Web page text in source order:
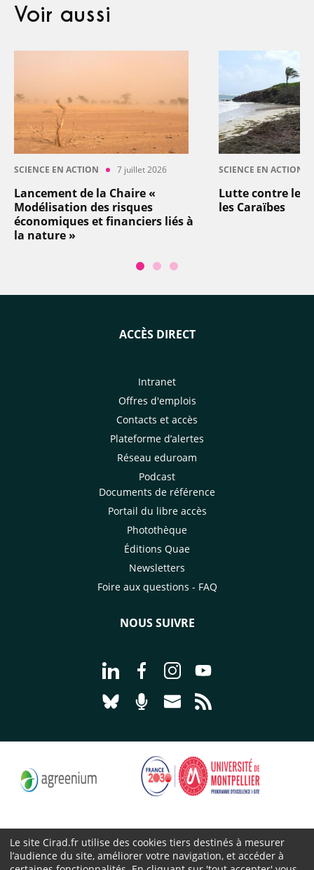
Voir aussi
SCIENCE EN ACTION 7 juillet 2026
Lancement de la Chaire «
Modélisation des risques
économiques et financiers liés à
la nature »
SCIENCE EN ACTION
Lutte contre les
les Caraïbes
ACCÈS DIRECT
Intranet
Offres d'emplois
Contacts et accès
Plateforme d’alertes
Réseau eduroam
Podcast
Documents de référence
Portail du libre accès
Photothèque
Éditions Quae
Newsletters
Foire aux questions - FAQ
NOUS SUIVRE
Aller à la page Nous suivre sur
Aller à la page Nous suivre sur
Aller à la page Nous
Aller à la page
Aller à la page Nous suivre sur
Aller à la page Nourrir le
Aller à la page Nous
Cirad 2026 ©
Le site Cirad.fr utilise des cookies tiers destinés à mesurer
l’audience du site, améliorer votre navigation, et accéder à